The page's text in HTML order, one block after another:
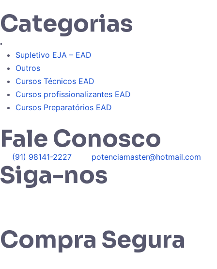
Categorias
.
Supletivo EJA – EAD
Outros
Cursos Técnicos EAD
Cursos profissionalizantes EAD
Cursos Preparatórios EAD
Fale Conosco
(91) 98141-2227 potenciamaster@hotmail.com
Siga-nos
Compra Segura